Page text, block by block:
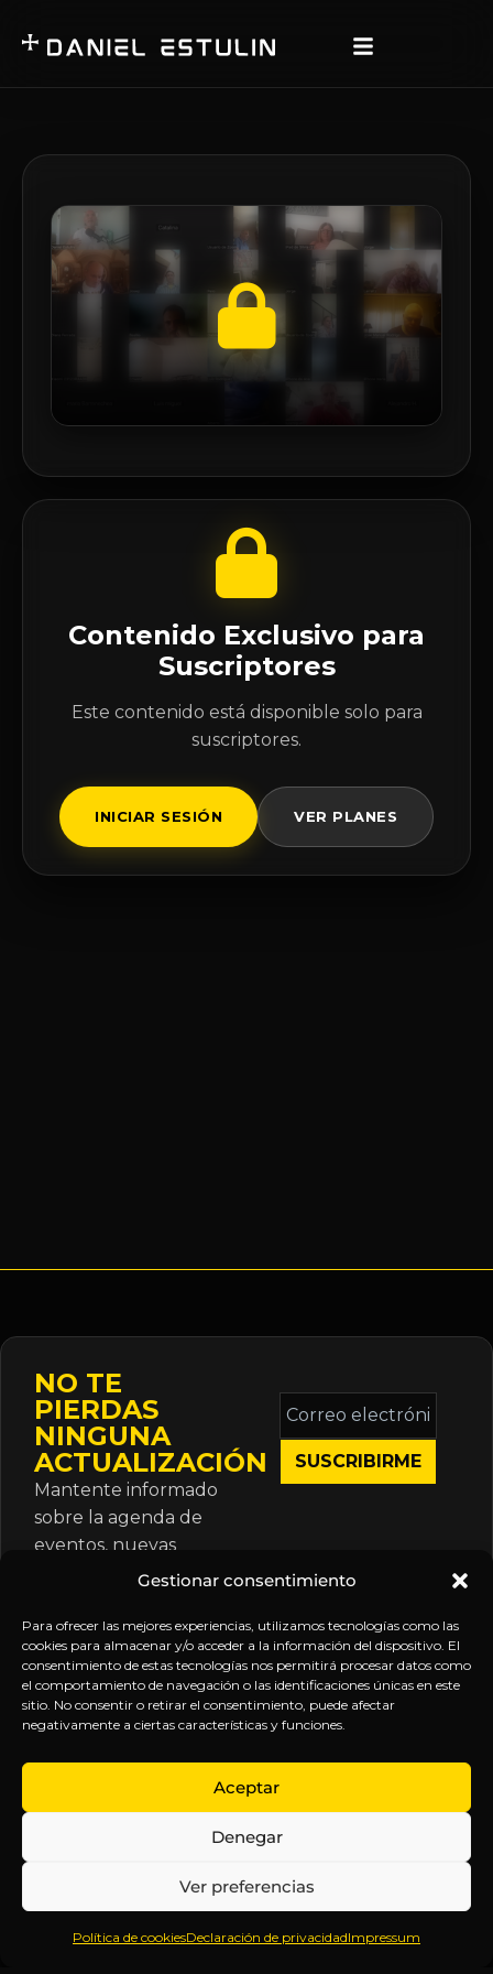
Gestionar consentimiento
Para ofrecer las mejores experiencias, utilizamos tecnologías como las
cookies para almacenar y/o acceder a la información del dispositivo. El
consentimiento de estas tecnologías nos permitirá procesar datos como
el comportamiento de navegación o las identificaciones únicas en este
sitio. No consentir o retirar el consentimiento, puede afectar
negativamente a ciertas características y funciones.
Aceptar
Denegar
Ver preferencias
Política de cookiesDeclaración de privacidadImpressum
Contenido Exclusivo para
Suscriptores
Este contenido está disponible solo para
suscriptores.
INICIAR SESIÓN VER PLANES
NO TE
PIERDAS
NINGUNA
ACTUALIZACIÓN
Mantente informado
sobre la agenda de
eventos, nuevas
publicaciones y
suscripción.
Correo
electrónico
*
Inteligencia
Anticipándonos
EXPLORA
Inicio
Sobre
Contenido
Webinars
LEGAL
Política
de
Términos y
Aviso
SÍGUENOS